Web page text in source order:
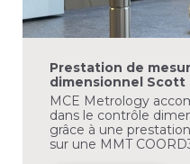
Prestation de
dimensionnel Scott
MCE Metrology
dans le contrôle
grâce à une
sur une MMT